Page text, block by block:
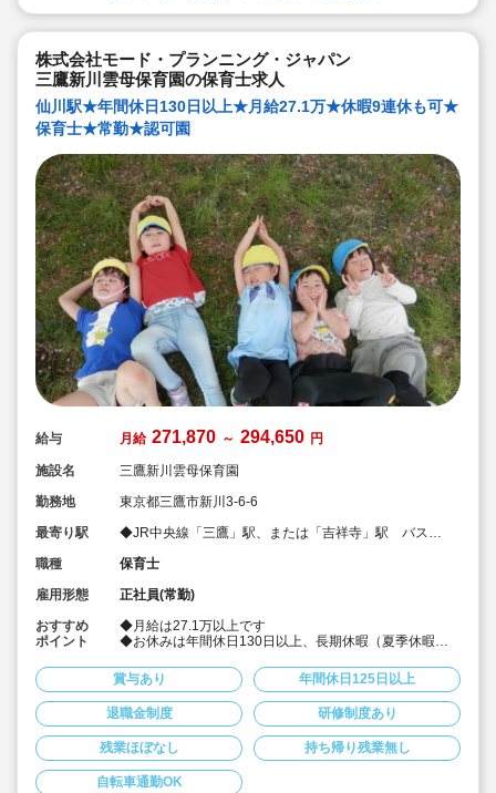
株式会社モード・プランニング・ジャパン
三鷹新川雲母保育園の保育士求人
仙川駅★年間休日130日以上★月給27.1万★休暇9連休も可★
保育士★常勤★認可園
給与 月給 271,870 ～ 294,650 円
施設名
三鷹新川雲母保育園
勤務地
東京都三鷹市新川3-6-6
最寄り駅
◆JR中央線「三鷹」駅、または「吉祥寺」駅 バス
職種
保育士
雇用形態
正社員(常勤)
おすすめ
ポイント
◆月給は27.1万以上です
◆お休みは年間休日130日以上、長期休暇（夏季休暇で9
◆雲母保育園は60名以下のコンパクトなサイズの園にな
ります
◆仕事もプライベートも両立出来ます。
◆残業少な目です（サービス残業・持ち帰り業務をしな
い仕組みになっています。平均残業 月4.7時間！）
◆行事は最低限です！行事に追われることはありませ
ん。
◆日々の保育を大切に楽しくお仕事出来ます（行事準
賞与あり 年間休日125日以上
退職金制度 研修制度あり
残業ほぼなし 持ち帰り残業無し
自転車通勤OK